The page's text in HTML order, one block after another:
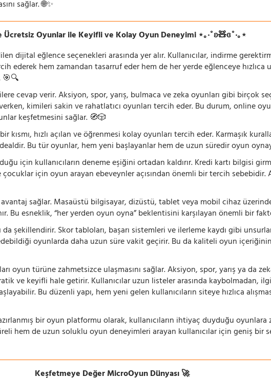
sağlar. 🌐✨
Ücretsiz Oyunlar ile Keyifli ve Kolay Oyun Deneyimi ⋆｡‧˚ʚ🧸ɞ˚‧｡⋆
dijital eğlence seçenekleri arasında yer alır. Kullanıcılar, indirme
hem zamandan tasarruf eder hem de her yerde eğlenceye hızlıca
cevap verir. Aksiyon, spor, yarış, bulmaca ve zeka oyunları gibi birçok
kimileri sakin ve rahatlatıcı oyunları tercih eder. Bu durum, online
keşfetmesini sağlar. 🧭🎲
kısmı, hızlı açılan ve öğrenmesi kolay oyunları tercih eder. Karmaşık
Bu tür oyunlar, hem yeni başlayanlar hem de uzun süredir oyun
için kullanıcıların deneme eşiğini ortadan kaldırır. Kredi kartı bilgisi
için oyun arayan ebeveynler açısından önemli bir tercih sebebidir.
sağlar. Masaüstü bilgisayar, dizüstü, tablet veya mobil cihaz
Bu esneklik, “her yerden oyun oyna” beklentisini karşılayan önemli bir
da şekillendirir. Skor tabloları, başarı sistemleri ve ilerleme kaydı gibi
oyunlarda daha uzun süre vakit geçirir. Bu da kaliteli oyun
oyun türüne zahmetsizce ulaşmasını sağlar. Aksiyon, spor, yarış ya da
ve keyifli hale getirir. Kullanıcılar uzun listeler arasında kaybolmadan,
Bu düzenli yapı, hem yeni gelen kullanıcıların siteye hızlıca
bir oyun platformu olarak, kullanıcıların ihtiyaç duyduğu oyunlara
hem de uzun soluklu oyun deneyimleri arayan kullanıcılar için geniş bir
Keşfetmeye Değer MicroOyun Dünyası 🚀